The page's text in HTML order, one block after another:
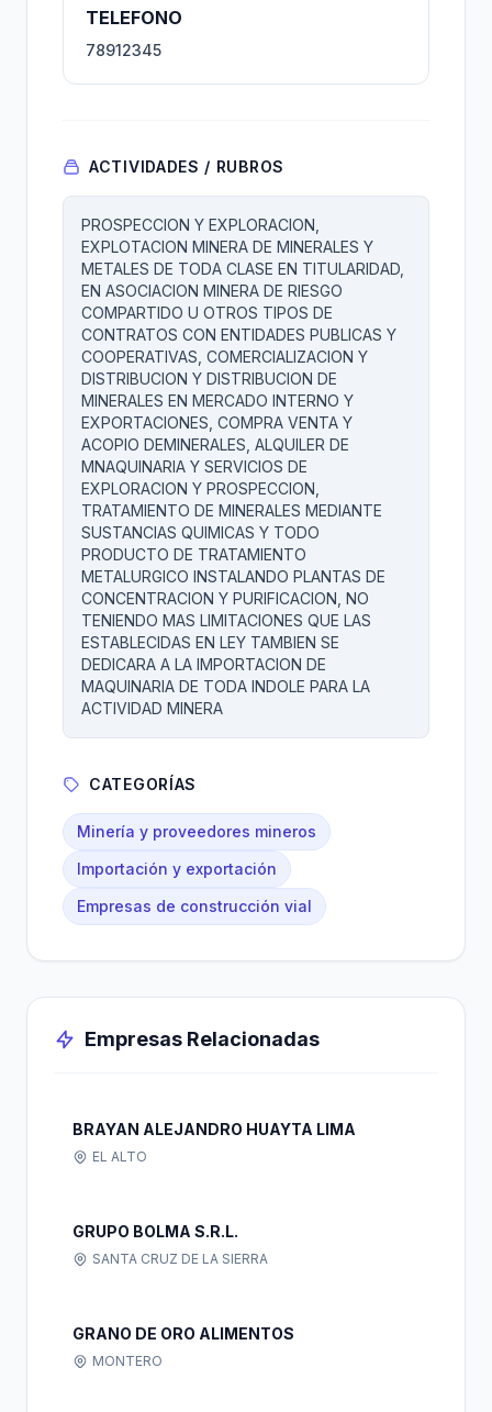
TELEFONO
78912345
ACTIVIDADES / RUBROS
PROSPECCION Y EXPLORACION,
EXPLOTACION MINERA DE MINERALES Y
METALES DE TODA CLASE EN TITULARIDAD,
EN ASOCIACION MINERA DE RIESGO
COMPARTIDO U OTROS TIPOS DE
CONTRATOS CON ENTIDADES PUBLICAS Y
COOPERATIVAS, COMERCIALIZACION Y
DISTRIBUCION Y DISTRIBUCION DE
MINERALES EN MERCADO INTERNO Y
EXPORTACIONES, COMPRA VENTA Y
ACOPIO DEMINERALES, ALQUILER DE
MNAQUINARIA Y SERVICIOS DE
EXPLORACION Y PROSPECCION,
TRATAMIENTO DE MINERALES MEDIANTE
SUSTANCIAS QUIMICAS Y TODO
PRODUCTO DE TRATAMIENTO
METALURGICO INSTALANDO PLANTAS DE
CONCENTRACION Y PURIFICACION, NO
TENIENDO MAS LIMITACIONES QUE LAS
ESTABLECIDAS EN LEY TAMBIEN SE
DEDICARA A LA IMPORTACION DE
MAQUINARIA DE TODA INDOLE PARA LA
ACTIVIDAD MINERA
CATEGORÍAS
Minería y proveedores mineros
Importación y exportación
Empresas de construcción vial
Empresas Relacionadas
BRAYAN ALEJANDRO HUAYTA LIMA
EL ALTO
GRUPO BOLMA S.R.L.
SANTA CRUZ DE LA SIERRA
GRANO DE ORO ALIMENTOS
MONTERO